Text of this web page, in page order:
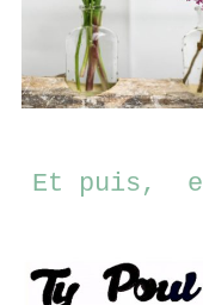
Et puis,